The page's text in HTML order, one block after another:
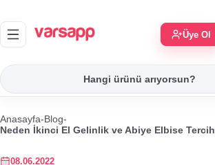
Üye Ol
Anasayfa-Blog-
Neden İkinci El Gelinlik ve Abiye Elbise
08.06.2022